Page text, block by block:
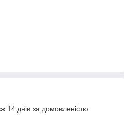
14 днів за домовленістю